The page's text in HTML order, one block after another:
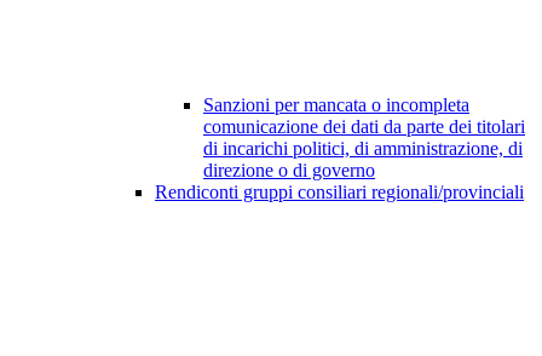
Sanzioni per mancata o incompleta
comunicazione dei dati da parte dei titolari
di incarichi politici, di amministrazione, di
direzione o di governo
Rendiconti gruppi consiliari regionali/provinciali